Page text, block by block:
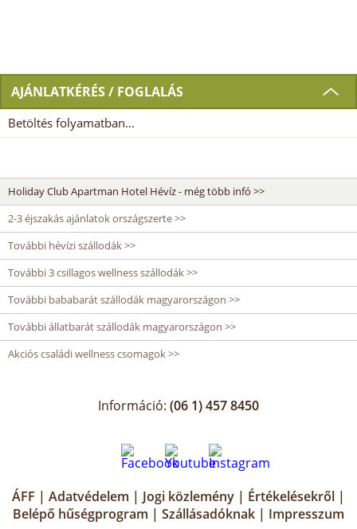
AJÁNLATKÉRÉS / FOGLALÁS
Betöltés folyamatban...
Holiday Club Apartman Hotel Hévíz - még több infó >>
2-3 éjszakás ajánlatok országszerte >>
További hévízi szállodák >>
További 3 csillagos wellness szállodák >>
További bababarát szállodák magyarországon >>
További állatbarát szállodák magyarországon >>
Akciós családi wellness csomagok >>
Információ: (06 1) 457 8450
ÁFF | Adatvédelem | Jogi közlemény | Értékelésekről |
Belépő hűségprogram | Szállásadóknak | Impresszum